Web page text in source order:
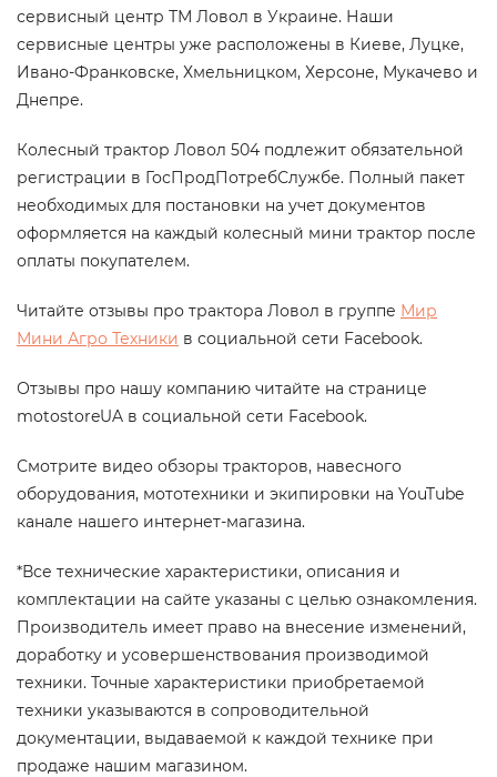
сервисный центр ТМ Ловол в Украине. Наши
сервисные центры уже расположены в Киеве, Луцке,
Ивано-Франковске, Хмельницком, Херсоне, Мукачево и
Днепре.
Колесный трактор Ловол 504 подлежит обязательной
регистрации в ГосПродПотребСлужбе. Полный пакет
необходимых для постановки на учет документов
оформляется на каждый колесный мини трактор после
оплаты покупателем.
Читайте отзывы про трактора Ловол в группе Мир
Мини Агро Техники в социальной сети Facebook.
Отзывы про нашу компанию читайте на странице
motostoreUA в социальной сети Facebook.
Смотрите видео обзоры тракторов, навесного
оборудования, мототехники и экипировки на YouTube
канале нашего интернет-магазина.
*Все технические характеристики, описания и
комплектации на сайте указаны с целью ознакомления.
Производитель имеет право на внесение изменений,
доработку и усовершенствования производимой
техники. Точные характеристики приобретаемой
техники указываются в сопроводительной
документации, выдаваемой к каждой технике при
продаже нашим магазином.